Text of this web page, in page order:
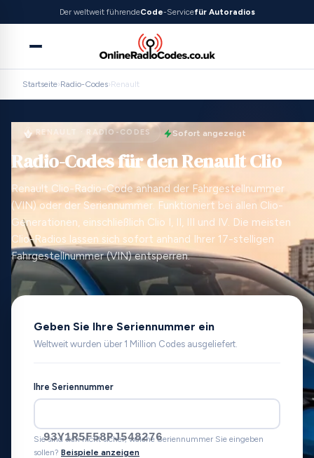
Der weltweit führendeCode-Servicefür Autoradios
Startseite›Radio-Codes›Renault
RENAULT · RADIO-CODES Sofort angezeigt
Radio-Codes für den Renault Clio
Renault Clio-Radio-Code anhand der Fahrgestellnummer
(VIN) oder der Seriennummer. Funktioniert bei allen Clio-
Generationen, einschließlich Clio I, II, III und IV. Die meisten
Clio-Radios lassen sich sofort anhand Ihrer 17-stelligen
Fahrgestellnummer (VIN) entsperren.
Geben Sie Ihre Seriennummer ein
Weltweit wurden über 1 Million Codes ausgeliefert.
Ihre Seriennummer
93Y1R5F58PJ548276
Sie sind sich nicht sicher, welche Seriennummer Sie eingeben
sollen? Beispiele anzeigen